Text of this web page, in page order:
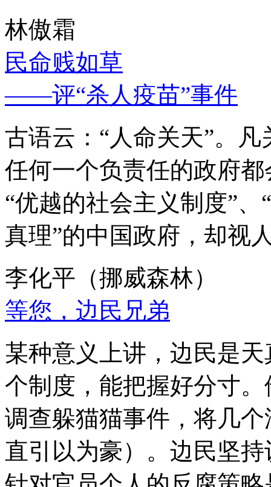
林傲霜
民命贱如草
——评“杀人疫苗”事件
古语云：“人命关天”。
任何一个负责任的政府
“优越的社会主义制度”
真理”的中国政府，却视
李化平（挪威森林）
等您，边民兄弟
某种意义上讲，边民是
个制度，能把握好分寸
调查躲猫猫事件，将几
直引以为豪）。边民坚